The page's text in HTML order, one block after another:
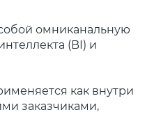
омниканальную
(BI) и
как внутри
заказчиками,